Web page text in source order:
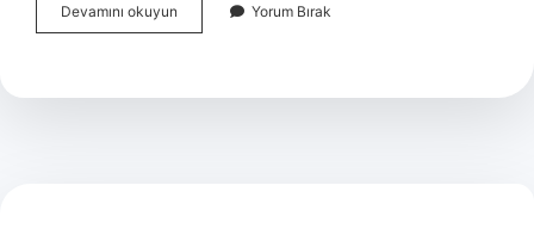
Devamını okuyun
Tarafı
Eşyalarını
Yorum Bırak